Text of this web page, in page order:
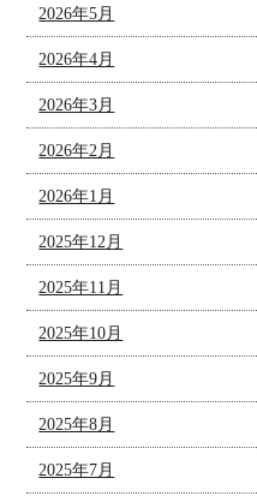
2026年5月
2026年4月
2026年3月
2026年2月
2026年1月
2025年12月
2025年11月
2025年10月
2025年9月
2025年8月
2025年7月